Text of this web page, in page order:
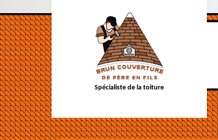
Spécialiste de la toiture